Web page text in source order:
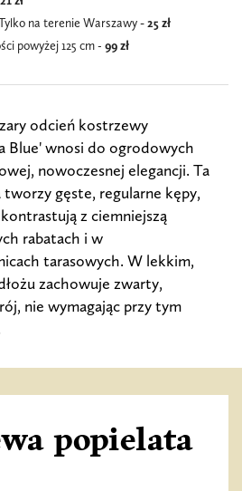
na terenie Warszawy- 25 zł
powyżej 125 cm - 99 zł
odcień kostrzewy
Blue' wnosi do ogrodowych
nowoczesnej elegancji. Ta
gęste, regularne kępy,
z ciemniejszą
rabatach i w
tarasowych. W lekkim,
zachowuje zwarty,
nie wymagając przy tym
popielata